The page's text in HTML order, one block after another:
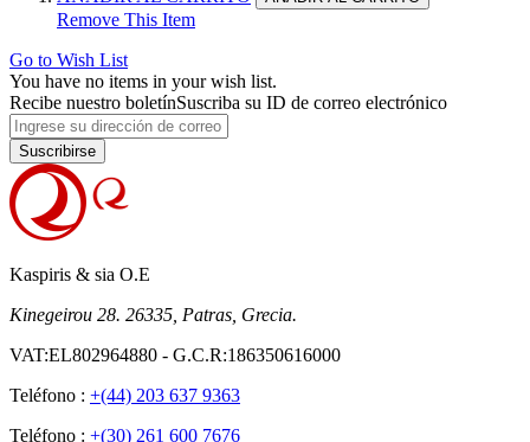
Remove This Item
Go to Wish List
You have no items in your wish list.
Recibe nuestro boletínSuscriba su ID de correo electrónico
Suscribirse
Kaspiris & sia O.E
Kinegeirou 28. 26335, Patras, Grecia.
VAT:EL802964880 - G.C.R:186350616000
Teléfono : +(44) 203 637 9363
Teléfono : +(30) 261 600 7676